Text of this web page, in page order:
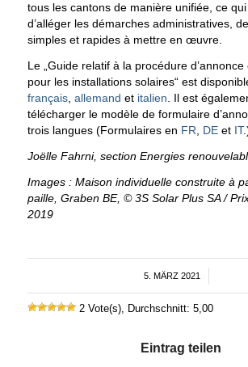
tous les cantons de manière unifiée, ce
d’alléger les démarches administratives,
simples et rapides à mettre en œuvre.
Le „Guide relatif à la procédure d’annonce
pour les installations solaires“ est
français, allemand et italien. Il est
télécharger le modèle de formulaire
trois langues (Formulaires en FR, DEet IT
Joëlle Fahrni, section Energies
Images : Maison individuelle construite à
paille, Graben BE, © 3S Solar Plus SA /
2019
5. MÄRZ 2021
/
2 Vote(s), Durchschnitt: 5,00
Eintrag teilen